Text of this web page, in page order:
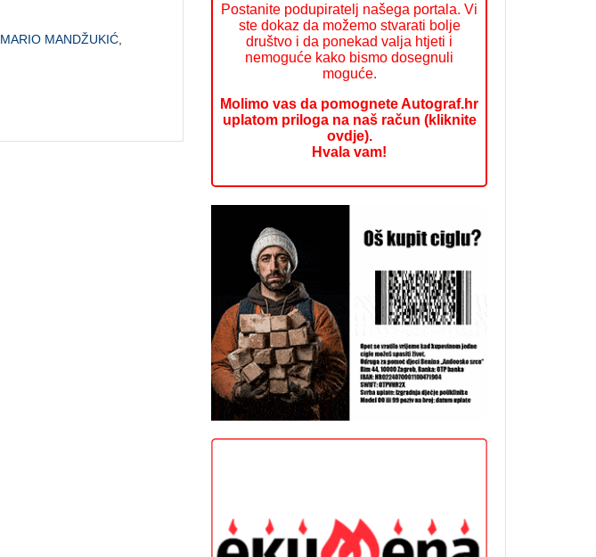
MARIO MANDŽUKIĆ
Postanite podupiratelj našega portala. Vi
ste dokaz da možemo stvarati bolje
društvo i da ponekad valja htjeti i
nemoguće kako bismo dosegnuli
moguće.
Molimo vas da pomognete Autograf.hr
uplatom priloga na naš račun (kliknite
ovdje).
Hvala vam!